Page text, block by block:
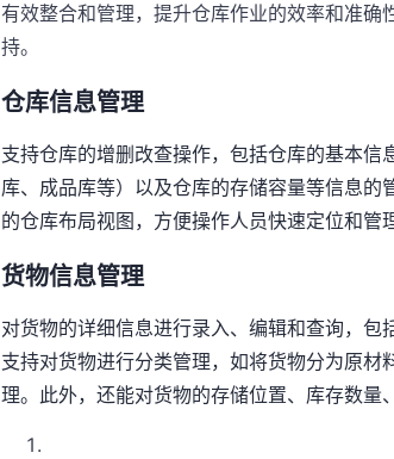
有效整合和管理，提升仓库作业的效率和准
持。
仓库信息管理
支持仓库的增删改查操作，包括仓库的基本
库、成品库等）以及仓库的存储容量等信息
的仓库布局视图，方便操作人员快速定位和管
货物信息管理
对货物的详细信息进行录入、编辑和查询，
支持对货物进行分类管理，如将货物分为原
理。此外，还能对货物的存储位置、库存数量